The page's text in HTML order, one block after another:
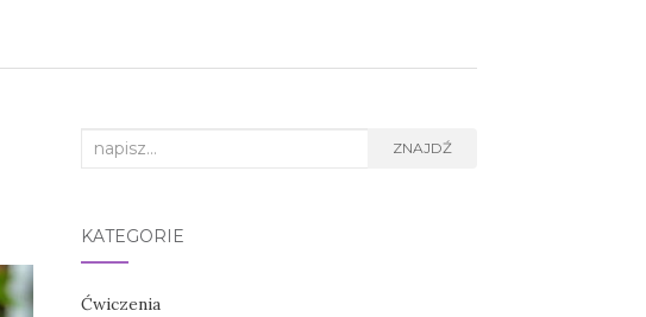
Search
ZNAJDŹ
KATEGORIE
Ćwiczenia